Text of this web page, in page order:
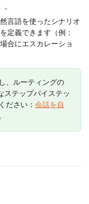
言語を使ったシナリオ
定義できます（例：
合にエスカレーショ
、ルーティングの
テップバイステッ
ださい： 会話を自